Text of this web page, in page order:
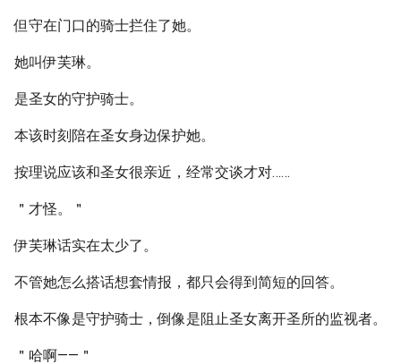
但守在门口的骑士拦住了她。
她叫伊芙琳。
是圣女的守护骑士。
本该时刻陪在圣女身边保护她。
按理说应该和圣女很亲近，经常交谈才对……
＂才怪。＂
伊芙琳话实在太少了。
不管她怎么搭话想套情报，都只会得到简短的回答。
根本不像是守护骑士，倒像是阻止圣女离开圣所的监视者。
＂哈啊——＂